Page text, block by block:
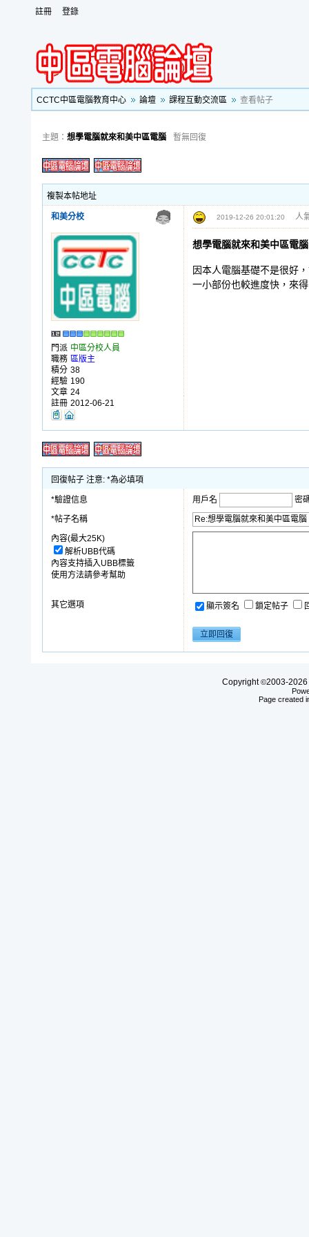
註冊 登錄
CCTC中區電腦教育中心 論壇 課程互動交流區 查看帖子
主題： 想學電腦就來和美中區電腦 暫無回復
複製本帖地址
和美分校 2019-12-26 20:01:20 人
門派 中區分校人員
職務 區版主
積分 38
經驗 190
文章 24
註冊 2012-06-21
想學電腦就來和美中區電腦
因本人電腦基礎不是很好
一小部份也較進度快，來
回復帖子 注意: *為必填項
*驗證信息 用戶名
密
*帖子名稱
內容(最大25K)
解析UBB代碼
內容支持插入UBB標籤
使用方法請參考幫助
其它選項 顯示簽名 鎖定帖子
Copyright©2003-2026
Page created